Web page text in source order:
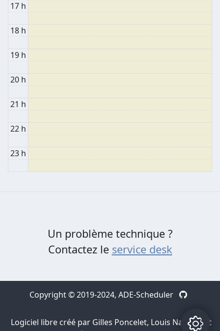
17 h
18 h
19 h
20 h
21 h
22 h
23 h
Un problème technique ?
Contactez le service desk
Copyright © 2019-2024, ADE-Scheduler
Logiciel libre créé par Gilles Poncelet, Louis Navarre et